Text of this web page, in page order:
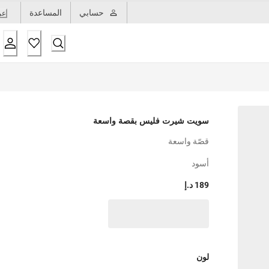
حسابي المساعدة
سويت شيرت فليس بقصة واسعة
قصّة واسعة
أسود
189 د.إ
لون